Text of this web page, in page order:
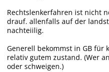
Rechtslenkerfahren ist nicht
drauf. allenfalls auf der
nachteiilig.
Generell bekommst in GB für
relativ gutem zustand. (Wer
oder schweigen.)